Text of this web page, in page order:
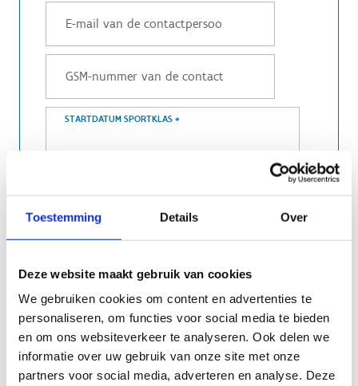
Toestemming Details Over
Deze website maakt gebruik van cookies
We gebruiken cookies om content en advertenties te
personaliseren, om functies voor social media te bieden
en om ons websiteverkeer te analyseren. Ook delen we
informatie over uw gebruik van onze site met onze
partners voor social media, adverteren en analyse. Deze
STARTDATUM SPORTKLAS *
EINDDATUM SPORTKLAS
VERTREKUUR*